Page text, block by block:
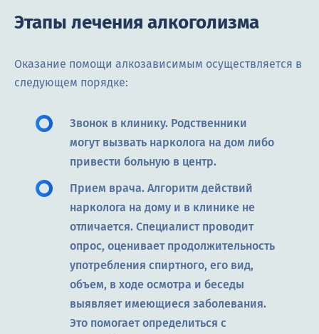
Этапы лечения алкоголизма
Оказание помощи алкозависимым осуществляется в
следующем порядке:
Звонок в клинику. Родственники
могут вызвать нарколога на дом либо
привести больную в центр.
Прием врача. Алгоритм действий
нарколога на дому и в клинике не
отличается. Специалист проводит
опрос, оценивает продолжительность
употребления спиртного, его вид,
объем, в ходе осмотра и беседы
выявляет имеющиеся заболевания.
Это помогает определиться с